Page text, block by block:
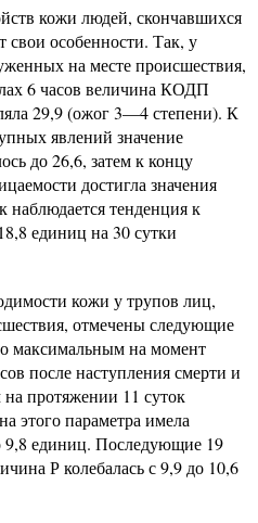
кожи людей, скончавшихся
свои особенности. Так, у
на месте происшествия,
6 часов величина КОДП
29,9 (ожог 3—4 степени). К
явлений значение
до 26,6, затем к концу
достигла значения
наблюдается тенденция к
единиц на 30 сутки
кожи у трупов лиц,
отмечены следующие
максимальным на момент
после наступления смерти и
протяжении 11 суток
этого параметра имела
единиц. Последующие 19
Р колебалась с 9,9 до 10,6